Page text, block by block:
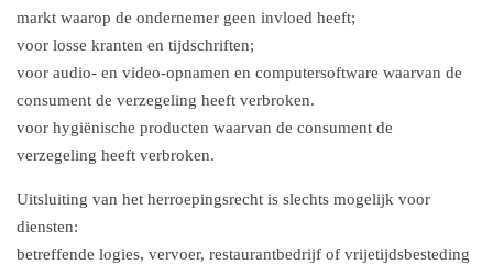
markt waarop de ondernemer geen invloed heeft;
voor losse kranten en tijdschriften;
voor audio- en video-opnamen en computersoftware waarvan de
consument de verzegeling heeft verbroken.
voor hygiënische producten waarvan de consument de
verzegeling heeft verbroken.
Uitsluiting van het herroepingsrecht is slechts mogelijk voor
diensten:
betreffende logies, vervoer, restaurantbedrijf of vrijetijdsbesteding